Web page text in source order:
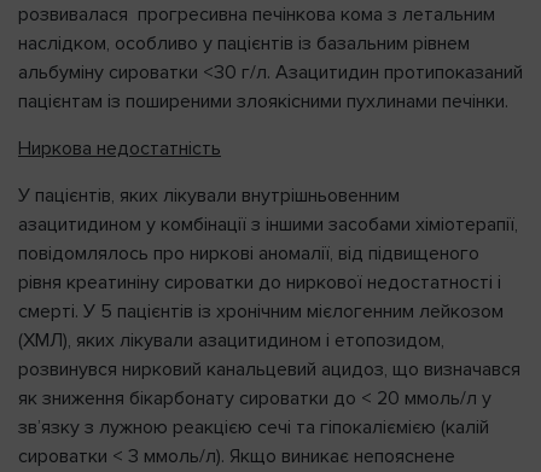
розвивалася прогресивна печінкова кома з летальним
наслідком, особливо у пацієнтів із базальним рівнем
альбуміну сироватки <30 г/л. Азацитидин протипоказаний
пацієнтам із поширеними злоякісними пухлинами печінки.
Ниркова недостатність
У пацієнтів, яких лікували внутрішньовенним
азацитидином у комбінації з іншими засобами хіміотерапії,
повідомлялось про ниркові аномалії, від підвищеного
рівня креатиніну сироватки до ниркової недостатності і
смерті. У 5 пацієнтів із хронічним мієлогенним лейкозом
(ХМЛ), яких лікували азацитидином і етопозидом,
розвинувся нирковий канальцевий ацидоз, що визначався
як зниження бікарбонату сироватки до < 20 ммоль/л у
зв’язку з лужною реакцією сечі та гіпокаліємією (калій
сироватки < 3 ммоль/л). Якщо виникає непояснене